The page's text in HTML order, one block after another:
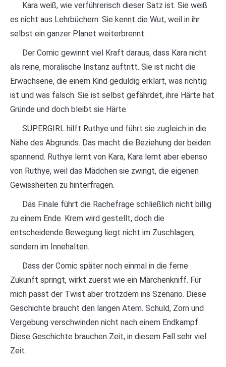
Kara weiß, wie verführerisch dieser Satz ist. Sie weiß
es nicht aus Lehrbüchern. Sie kennt die Wut, weil in ihr
selbst ein ganzer Planet weiterbrennt.
Der Comic gewinnt viel Kraft daraus, dass Kara nicht
als reine, moralische Instanz auftritt. Sie ist nicht die
Erwachsene, die einem Kind geduldig erklärt, was richtig
ist und was falsch. Sie ist selbst gefährdet, ihre Härte hat
Gründe und doch bleibt sie Härte.
SUPERGIRL hilft Ruthye und führt sie zugleich in die
Nähe des Abgrunds. Das macht die Beziehung der beiden
spannend. Ruthye lernt von Kara, Kara lernt aber ebenso
von Ruthye, weil das Mädchen sie zwingt, die eigenen
Gewissheiten zu hinterfragen.
Das Finale führt die Rachefrage schließlich nicht billig
zu einem Ende. Krem wird gestellt, doch die
entscheidende Bewegung liegt nicht im Zuschlagen,
sondern im Innehalten.
Dass der Comic später noch einmal in die ferne
Zukunft springt, wirkt zuerst wie ein Märchenkniff. Für
mich passt der Twist aber trotzdem ins Szenario. Diese
Geschichte braucht den langen Atem. Schuld, Zorn und
Vergebung verschwinden nicht nach einem Endkampf.
Diese Geschichte brauchen Zeit, in diesem Fall sehr viel
Zeit.